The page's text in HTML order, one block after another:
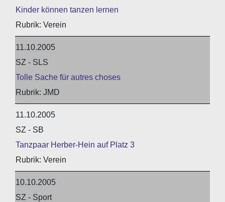
Kinder können tanzen lernen
Verein
11.10.2005
SZ - SLS
Tolle Sache für autres choses
JMD
11.10.2005
SZ - SB
Tanzpaar Herber-Hein auf Platz 3
Verein
10.10.2005
SZ - Sport